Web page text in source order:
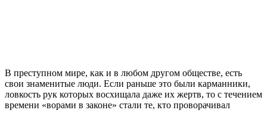
В преступном мире, как и в любом другом обществе, есть
свои знаменитые люди. Если раньше это были карманники,
ловкость рук которых восхищала даже их жертв, то с течением
времени «ворами в законе» стали те, кто проворачивал